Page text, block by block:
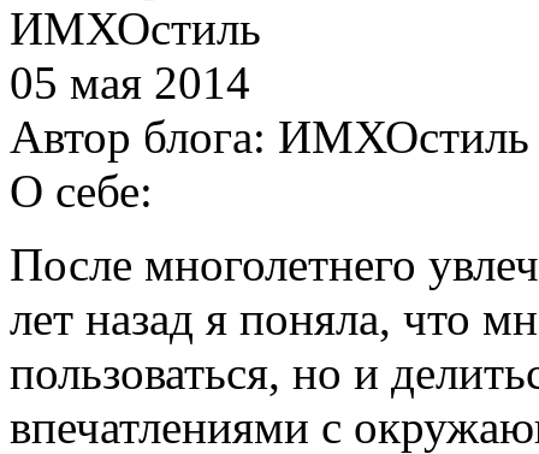
ИМХОстиль
05 мая 2014
Автор блога: ИМХОстиль
О себе:
После многолетнего
лет назад я поняла, что
пользоваться, но и
впечатлениями с